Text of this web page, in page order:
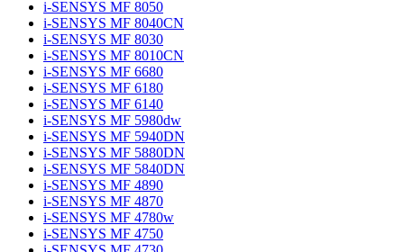
i-SENSYS MF 8050
i-SENSYS MF 8040CN
i-SENSYS MF 8030
i-SENSYS MF 8010CN
i-SENSYS MF 6680
i-SENSYS MF 6180
i-SENSYS MF 6140
i-SENSYS MF 5980dw
i-SENSYS MF 5940DN
i-SENSYS MF 5880DN
i-SENSYS MF 5840DN
i-SENSYS MF 4890
i-SENSYS MF 4870
i-SENSYS MF 4780w
i-SENSYS MF 4750